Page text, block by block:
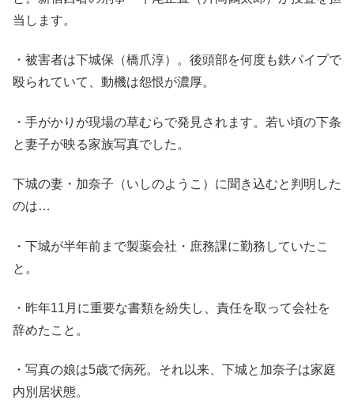
当します。
・被害者は下城保（橋爪淳）。後頭部を何度も鉄パイプで
殴られていて、動機は怨恨が濃厚。
・手がかりが現場の草むらで発見されます。若い頃の下条
と妻子が映る家族写真でした。
下城の妻・加奈子（いしのようこ）に聞き込むと判明した
のは…
・下城が半年前まで製薬会社・庶務課に勤務していたこ
と。
・昨年11月に重要な書類を紛失し、責任を取って会社を
辞めたこと。
・写真の娘は5歳で病死。それ以来、下城と加奈子は家庭
内別居状態。